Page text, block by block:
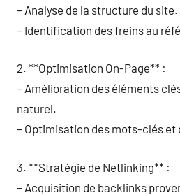
– Analyse de la structure du site.
– Identification des freins au
2. **Optimisation On-Page** :
– Amélioration des éléments
naturel.
– Optimisation des mots-clés et
3. **Stratégie de Netlinking** :
– Acquisition de backlinks